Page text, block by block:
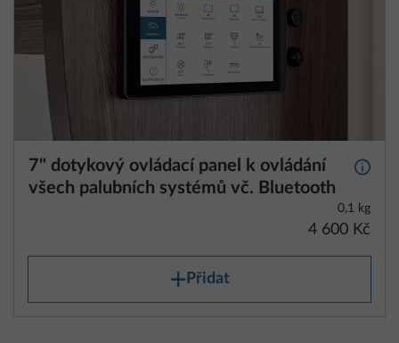
7" dotykový ovládací panel k ovládání
všech palubních systémů vč. Bluetooth
Další
0,1 kg
4 600 Kč
Přidat